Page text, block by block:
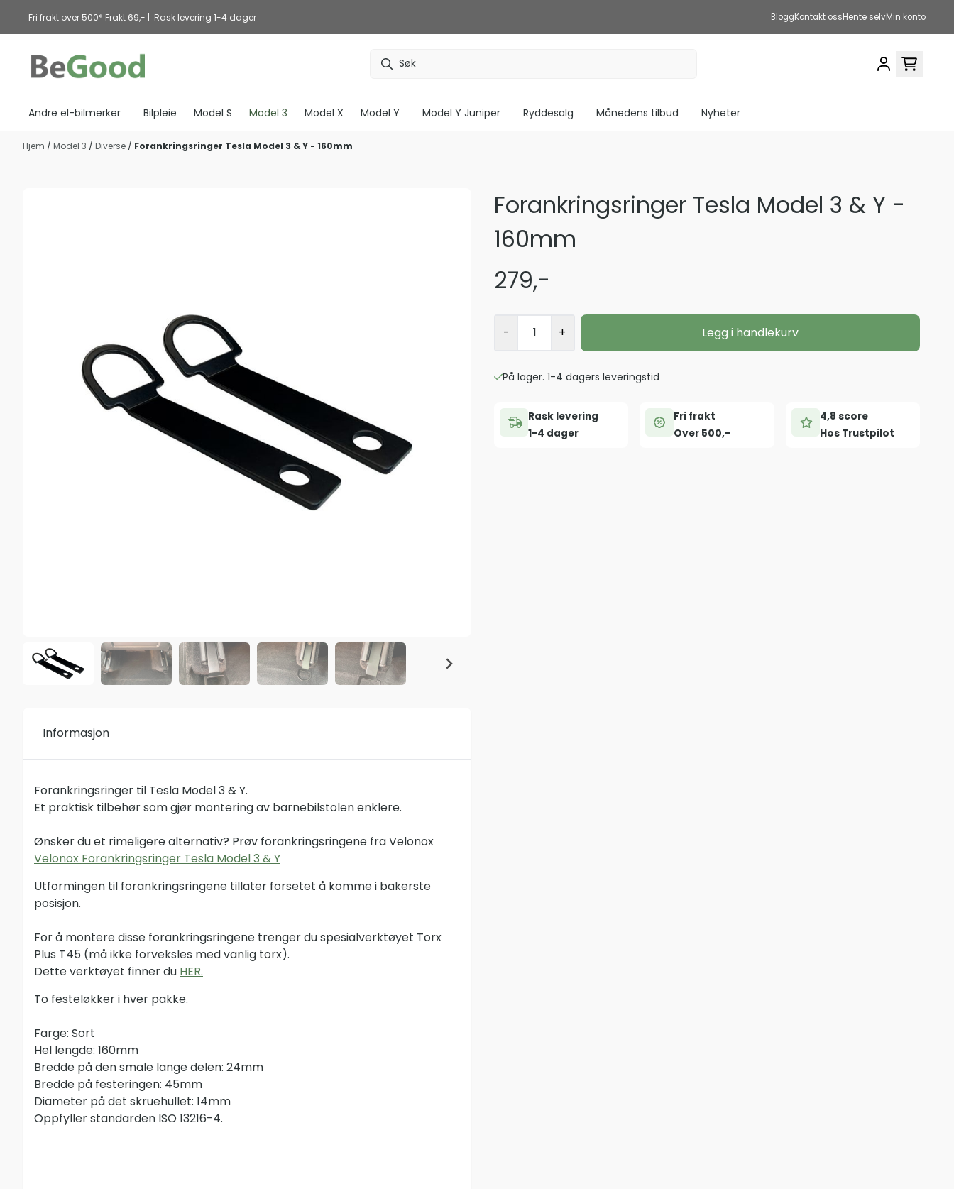
Hopp til innhold
Fri frakt over 500* Frakt 69,- | Rask levering 1-4 dager BloggKontakt ossHente selvMin konto
Andre el-bilmerker Bilpleie Model S Model 3 Model X Model Y Model Y Juniper Ryddesalg Månedens tilbud Nyheter
Hjem / Model 3 / Diverse / Forankringsringer Tesla Model 3 & Y - 160mm
Forankringsringer Tesla Model 3 & Y -
160mm
279,-
- + Legg i handlekurv
På lager. 1-4 dagers leveringstid
Rask levering
1-4 dager
Fri frakt
Over 500,-
4,8 score
Hos Trustpilot
Informasjon
Forankringsringer til Tesla Model 3 & Y.
Et praktisk tilbehør som gjør montering av barnebilstolen enklere.
Ønsker du et rimeligere alternativ? Prøv forankringsringene fra Velonox
Velonox Forankringsringer Tesla Model 3 & Y
Utformingen til forankringsringene tillater forsetet å komme i bakerste
posisjon.
For å montere disse forankringsringene trenger du spesialverktøyet Torx
Plus T45 (må ikke forveksles med vanlig torx).
Dette verktøyet finner du HER.
To festeløkker i hver pakke.
Farge: Sort
Hel lengde: 160mm
Bredde på den smale lange delen: 24mm
Bredde på festeringen: 45mm
Diameter på det skruehullet: 14mm
Oppfyller standarden ISO 13216-4.